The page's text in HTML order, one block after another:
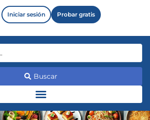
Iniciar sesión Probar gratis
Buscar